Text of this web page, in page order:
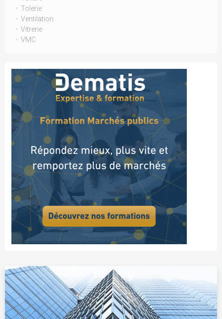
Tolerie
Ventilation
Vitrerie
VMC